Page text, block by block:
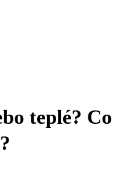
teplé? Co